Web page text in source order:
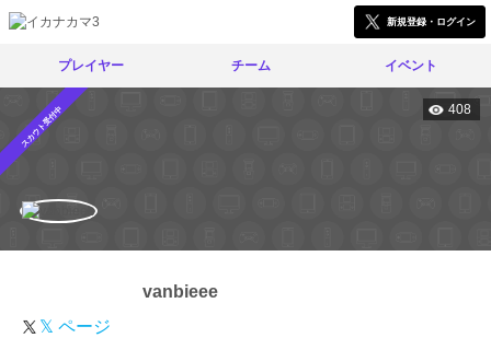
新規登録・ログイン
プレイヤー チーム イベント
スカウト受付中 408
vanbieee
𝕏 ページ